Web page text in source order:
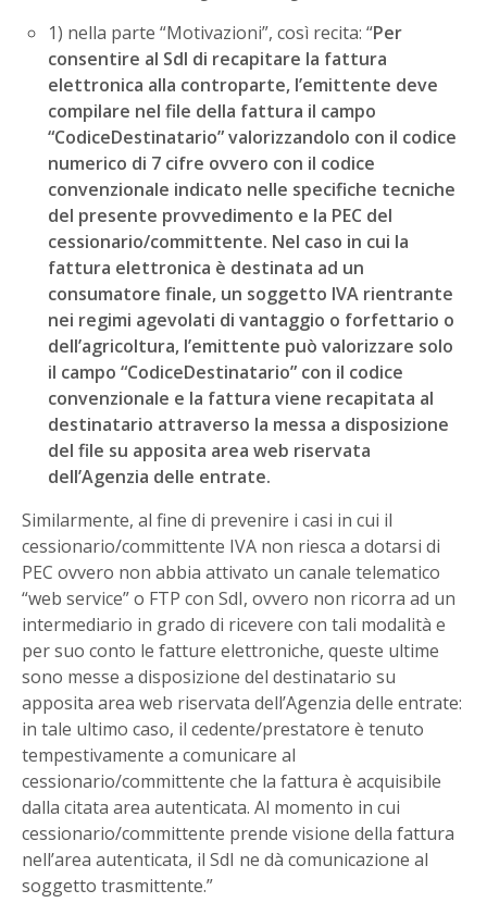
1) nella parte “Motivazioni”, così recita: “Per
consentire al SdI di recapitare la fattura
elettronica alla controparte, l’emittente deve
compilare nel file della fattura il campo
“CodiceDestinatario” valorizzandolo con il codice
numerico di 7 cifre ovvero con il codice
convenzionale indicato nelle specifiche tecniche
del presente provvedimento e la PEC del
cessionario/committente. Nel caso in cui la
fattura elettronica è destinata ad un
consumatore finale, un soggetto IVA rientrante
nei regimi agevolati di vantaggio o forfettario o
dell’agricoltura, l’emittente può valorizzare solo
il campo “CodiceDestinatario” con il codice
convenzionale e la fattura viene recapitata al
destinatario attraverso la messa a disposizione
del file su apposita area web riservata
dell’Agenzia delle entrate.
Similarmente, al fine di prevenire i casi in cui il
cessionario/committente IVA non riesca a dotarsi di
PEC ovvero non abbia attivato un canale telematico
“web service” o FTP con SdI, ovvero non ricorra ad un
intermediario in grado di ricevere con tali modalità e
per suo conto le fatture elettroniche, queste ultime
sono messe a disposizione del destinatario su
apposita area web riservata dell’Agenzia delle entrate:
in tale ultimo caso, il cedente/prestatore è tenuto
tempestivamente a comunicare al
cessionario/committente che la fattura è acquisibile
dalla citata area autenticata. Al momento in cui
cessionario/committente prende visione della fattura
nell’area autenticata, il SdI ne dà comunicazione al
soggetto trasmittente.”